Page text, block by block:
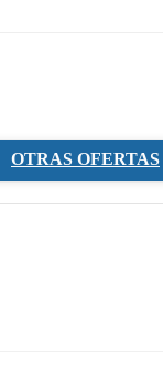
OTRAS OFERTAS